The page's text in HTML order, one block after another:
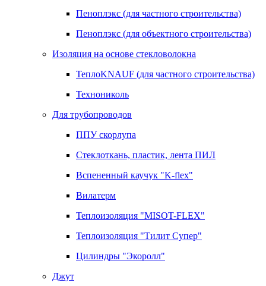
Пеноплэкс (для частного строительства)
Пеноплэкс (для объектного строительства)
Изоляция на основе стекловолокна
ТеплоKNAUF (для частного строительства)
Технониколь
Для трубопроводов
ППУ скорлупа
Стеклоткань, пластик, лента ПИЛ
Вспененный каучук "K-flex"
Вилатерм
Теплоизоляция "MISOT-FLEX"
Теплоизоляция "Тилит Супер"
Цилиндры "Экоролл"
Джут